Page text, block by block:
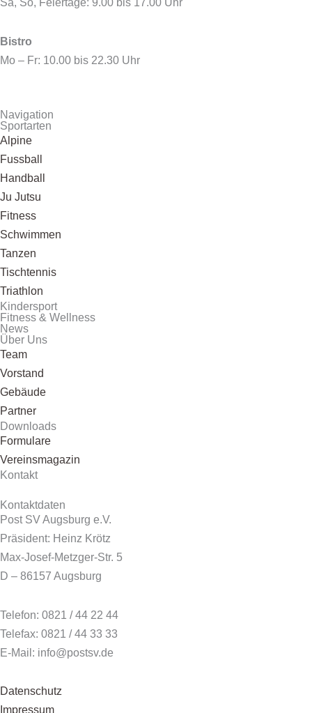
Bistro
Mo – Fr: 10.00 bis 22.30 Uhr
Navigation
Sportarten
Alpine
Fussball
Handball
Ju Jutsu
Fitness
Schwimmen
Tanzen
Tischtennis
Triathlon
Kindersport
Fitness & Wellness
News
Über Uns
Team
Vorstand
Gebäude
Partner
Downloads
Formulare
Vereinsmagazin
Kontakt
Kontaktdaten
Post SV Augsburg e.V.
Präsident: Heinz Krötz
Max-Josef-Metzger-Str. 5
D – 86157 Augsburg
Telefon: 0821 / 44 22 44
Telefax: 0821 / 44 33 33
E-Mail: info@postsv.de
Datenschutz
Impressum